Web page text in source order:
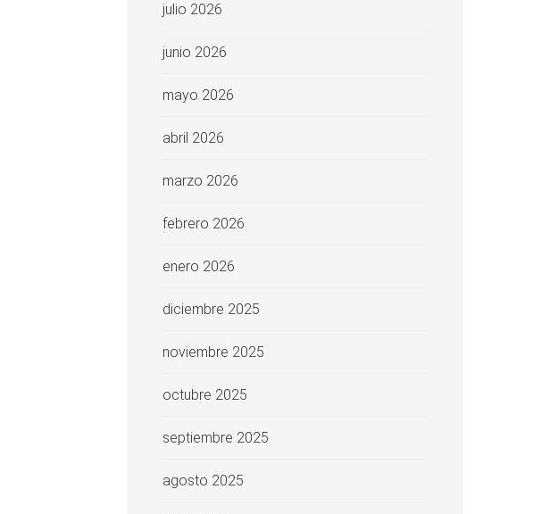
julio 2026
junio 2026
mayo 2026
abril 2026
marzo 2026
febrero 2026
enero 2026
diciembre 2025
noviembre 2025
octubre 2025
septiembre 2025
agosto 2025